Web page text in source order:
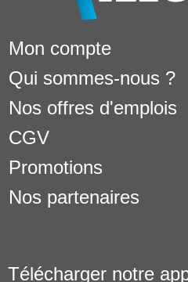
Mon compte
Qui sommes-nous ?
Nos offres d'emplois
CGV
Promotions
Nos partenaires
Télécharger notre